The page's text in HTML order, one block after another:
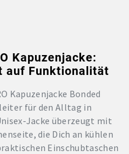
Kapuzenjacke:
auf Funktionalität
Kapuzenjacke Bonded
für den Alltag in
Jacke überzeugt mit
die Dich an kühlen
Einschubtaschen